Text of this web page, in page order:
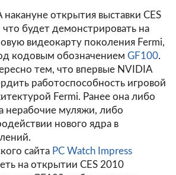
открытия выставки CES
что будет демонстрировать на
видеокарту поколения Fermi,
кодовым обозначением GF100.
тем, что впервые NVIDIA
работоспособность игровой
Fermi. Ранее она либо
нерабочие муляжи, либо
нового ядра в
сайта PC Watch Impress
на открытии CES 2010